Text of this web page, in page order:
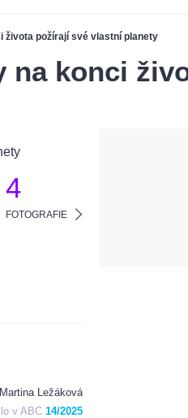
života požírají své vlastní planety
na konci
4
FOTOGRAFIE
Martina Ležáková
v ABC 14/2025